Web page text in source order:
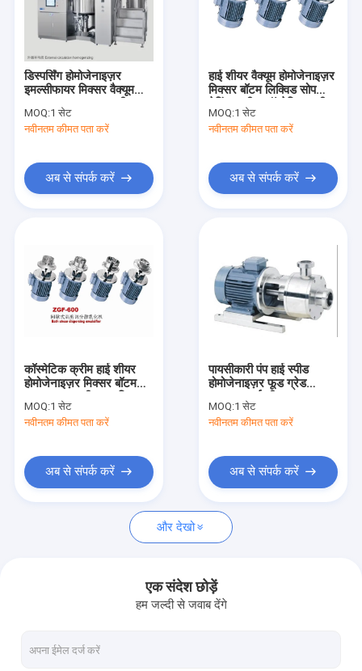
वीआर दिखाएँ
हमारे बारे में
गुणवत्ता नियंत्रण
एक उद्धरण की विनती करे
कॉस्मेटिक इमल्सीफायर मिक्सर
लैब इमल्सीफायर मिक्सर
तरल मिक्सर मशीन
डिस्पर्सिंग होमोजेनाइज़र
इमल्सीफायर मिक्सर वैक्यूम
DSZL इनलाइन इमल्सीफायर
मिक्सर
MOQ:1 सेट
नवीनतम कीमत पता करें
अब से संपर्क करें
हाई शीयर वैक्यूम होमोजेनाइज़र
मिक्सर बॉटम लिक्विड सोप
मेकिंग मशीन कॉस्मेटिक क्रीम
MOQ:1 सेट
नवीनतम कीमत पता करें
अब से संपर्क करें
कॉस्मेटिक क्रीम हाई शीयर
होमोजेनाइज़र मिक्सर बॉटम
इनलाइन इमल्सीफायर मिक्सर
MOQ:1 सेट
नवीनतम कीमत पता करें
अब से संपर्क करें
पायसीकारी पंप हाई स्पीड
होमोजेनाइज़र फूड ग्रेड
इनलाइन हाई शीयर
होमोजेनाइज़र
MOQ:1 सेट
नवीनतम कीमत पता करें
अब से संपर्क करें
और देखो
एक संदेश छोड़ें
हम जल्दी से जवाब देंगे